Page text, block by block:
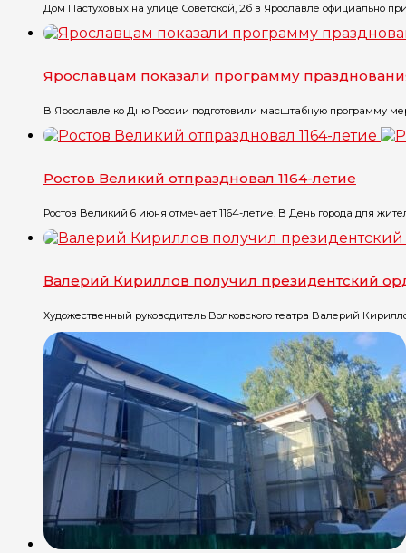
Дом Пастуховых на улице Советской, 2б в Ярославле официально
Ярославцам показали программу
В Ярославле ко Дню России подготовили масштабную программу
Ростов Великий отпраздновал 1164-летие
Ростов Великий 6 июня отмечает 1164-летие. В День города для
Валерий Кириллов получил президентский
Художественный руководитель Волковского театра Валерий